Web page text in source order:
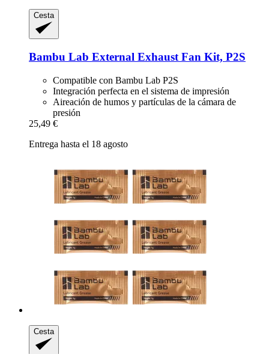
Cesta
Bambu Lab External Exhaust Fan Kit, P2S
Compatible con Bambu Lab P2S
Integración perfecta en el sistema de impresión
Aireación de humos y partículas de la cámara de
presión
25,49 €
Entrega hasta el 18 agosto
Cesta